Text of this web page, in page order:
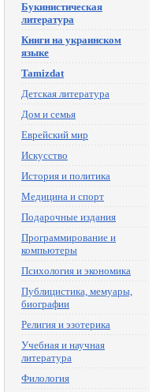
Букинистическая
литература
Книги на украинском
языке
Tamizdat
Детская литература
Дом и семья
Еврейский мир
Искусство
История и политика
Медицина и спорт
Подарочные издания
Программирование и
компьютеры
Психология и экономика
Публицистика, мемуары,
биографии
Религия и эзотерика
Учебная и научная
литература
Филология